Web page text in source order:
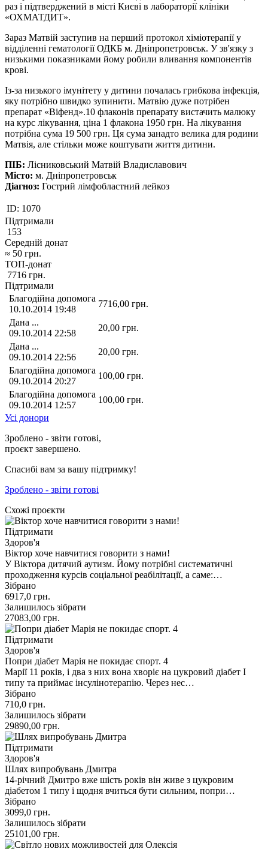
раз і підтверджений в місті Києві в лабораторії клініки
«ОХМАТДИТ».
Зараз Матвій заступив на перший протокол хіміотерапії у
відділенні гематології ОДКБ м. Дніпропетровськ. У зв'язку з
низькими показниками йому робили вливання компонентів
крові.
Із-за низького імунітету у дитини почалась грибкова інфекція,
яку потрібно швидко зупинити. Матвію дуже потрібен
препарат «Віфенд».10 флаконів препарату вистачить малюку
на курс лікування, ціна 1 флакона 1950 грн. На лікування
потрібна сума 19 500 грн. Ця сума занадто велика для родини
Матвія, але стільки може коштувати життя дитини.
ПІБ: Лісниковський Матвій Владиславович
Місто: м. Дніпропетровськ
Діагноз: Гострий лімфобластний лейкоз
ID: 1070
Підтримали
153
Середній донат
≈ 50 грн.
ТОП-донат
7716 грн.
Підтримали
Благодійна допомога
10.10.2014 19:48
7716,00 грн.
Дана ...
09.10.2014 22:58
20,00 грн.
Дана ...
09.10.2014 22:56
20,00 грн.
Благодійна допомога
09.10.2014 20:27
100,00 грн.
Благодійна допомога
09.10.2014 12:57
100,00 грн.
Усі донори
Зроблено - звіти готові,
проєкт завершено.
Спасибі вам за вашу підтримку!
Зроблено - звіти готові
Схожі проєкти
Підтримати
Здоров'я
Віктор хоче навчитися говорити з нами!
У Віктора дитячий аутизм. Йому потрібні систематичні
проходження курсів соціальної реабілітації, а саме:…
Зібрано
6917,0 грн.
Залишилось зібрати
27083,00 грн.
Підтримати
Здоров'я
Попри діабет Марія не покидає спорт. 4
Марії 11 років, і два з них вона хворіє на цукровий діабет І
типу та приймає інсулінотерапію. Через нес…
Зібрано
710,0 грн.
Залишилось зібрати
29890,00 грн.
Підтримати
Здоров'я
Шлях випробувань Дмитра
14-річний Дмитро вже шість років він живе з цукровим
діабетом 1 типу і щодня вчиться бути сильним, попри…
Зібрано
3099,0 грн.
Залишилось зібрати
25101,00 грн.